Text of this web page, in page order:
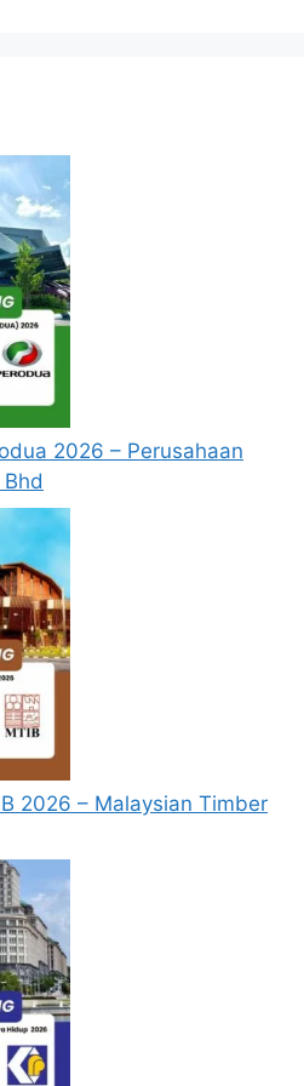
Jawatan Kosong
dibuka! Mohon
Kosong-MQA-IT-
Kosong-MQA-IT-
Pegawai-IT-F9_F10
MQA
warganegara Malaysia
daripada 18 tahun
permohonan jawatan.
berkelayakan dan
tapisan yang
pihak pengurusan MQA
untuk temu duga.
yang diberikan
bercanggah dengan
dokumen sebenar, pihak
pelantikan
calon oleh MQA
Pegawai Tadbir
2026 – Perusahaan
2026 – Malaysian Timber